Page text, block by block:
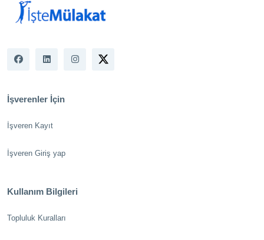
İşverenler İçin
İşveren Kayıt
İşveren Giriş yap
Kullanım Bilgileri
Topluluk Kuralları